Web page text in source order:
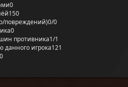
0
150
повреждений)0/0
0
противника1/1
игрока121